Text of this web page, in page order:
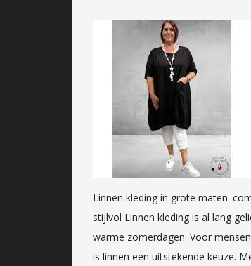
Linnen kleding in grote maten:
stijlvol Linnen kleding is al lang
warme zomerdagen. Voor
is linnen een uitstekende keuze.